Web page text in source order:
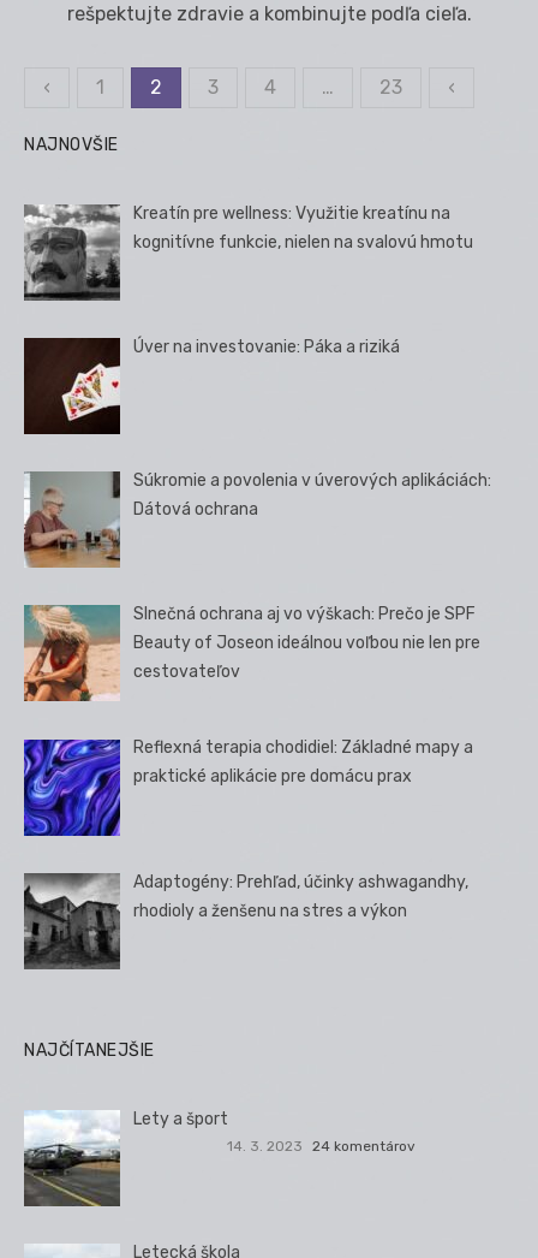
rešpektujte zdravie a kombinujte podľa cieľa.
Stránkovanie
príspevkov
‹ 1 2 3 4 … 23 ‹
NAJNOVŠIE
Kreatín pre wellness: Využitie kreatínu na
kognitívne funkcie, nielen na svalovú hmotu
Úver na investovanie: Páka a riziká
Súkromie a povolenia v úverových aplikáciách:
Dátová ochrana
Slnečná ochrana aj vo výškach: Prečo je SPF
Beauty of Joseon ideálnou voľbou nie len pre
cestovateľov
Reflexná terapia chodidiel: Základné mapy a
praktické aplikácie pre domácu prax
Adaptogény: Prehľad, účinky ashwagandhy,
rhodioly a ženšenu na stres a výkon
NAJČÍTANEJŠIE
Lety a šport
14. 3. 2023 24 komentárov
Letecká škola